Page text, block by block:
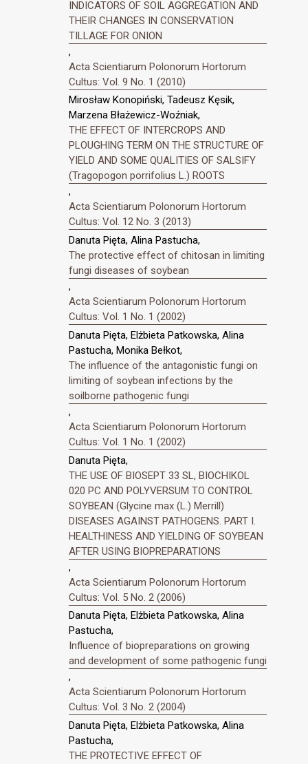
INDICATORS OF SOIL AGGREGATION AND
THEIR CHANGES IN CONSERVATION
TILLAGE FOR ONION
,
Acta Scientiarum Polonorum Hortorum
Cultus: Vol. 9 No. 1 (2010)
Mirosław Konopiński, Tadeusz Kęsik,
Marzena Błażewicz-Woźniak,
THE EFFECT OF INTERCROPS AND
PLOUGHING TERM ON THE STRUCTURE OF
YIELD AND SOME QUALITIES OF SALSIFY
(Tragopogon porrifolius L.) ROOTS
,
Acta Scientiarum Polonorum Hortorum
Cultus: Vol. 12 No. 3 (2013)
Danuta Pięta, Alina Pastucha,
The protective effect of chitosan in limiting
fungi diseases of soybean
,
Acta Scientiarum Polonorum Hortorum
Cultus: Vol. 1 No. 1 (2002)
Danuta Pięta, Elżbieta Patkowska, Alina
Pastucha, Monika Bełkot,
The influence of the antagonistic fungi on
limiting of soybean infections by the
soilborne pathogenic fungi
,
Acta Scientiarum Polonorum Hortorum
Cultus: Vol. 1 No. 1 (2002)
Danuta Pięta,
THE USE OF BIOSEPT 33 SL, BIOCHIKOL
020 PC AND POLYVERSUM TO CONTROL
SOYBEAN (Glycine max (L.) Merrill)
DISEASES AGAINST PATHOGENS. PART I.
HEALTHINESS AND YIELDING OF SOYBEAN
AFTER USING BIOPREPARATIONS
,
Acta Scientiarum Polonorum Hortorum
Cultus: Vol. 5 No. 2 (2006)
Danuta Pięta, Elżbieta Patkowska, Alina
Pastucha,
Influence of biopreparations on growing
and development of some pathogenic fungi
,
Acta Scientiarum Polonorum Hortorum
Cultus: Vol. 3 No. 2 (2004)
Danuta Pięta, Elżbieta Patkowska, Alina
Pastucha,
THE PROTECTIVE EFFECT OF